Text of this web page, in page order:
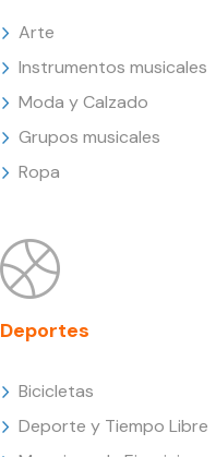
Arte
Instrumentos musicales
Moda y Calzado
Grupos musicales
Ropa
Deportes
Bicicletas
Deporte y Tiempo Libre